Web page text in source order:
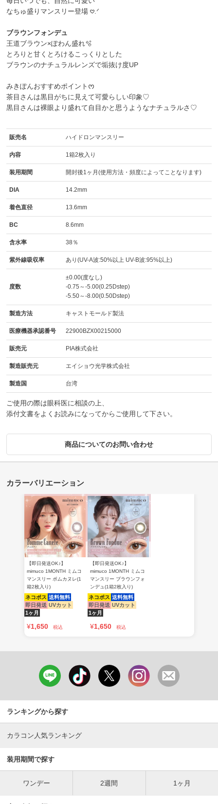
なちゅ盛りマンスリー登場 𖹭.ᐟ
ブラウンフォンデュ
王道ブラウン×ぽわん盛れ🫧
とろりと甘くとろけるこっくりとした
ブラウンのナチュラルレンズで垢抜け度UP
みきぽんおすすめポイントᰔ
茶目さんは黒目がちに見えて可愛らしい印象♡
黒目さんは裸眼より盛れて自目かと思うようなナチュラルさ♡
販売名 ハイドロンマンスリー
内容 1箱2枚入り
装用期間 開封後1ヶ月(使用方法・頻度によってことなります)
DIA 14.2mm
着色直径 13.6mm
BC 8.6mm
含水率 38％
紫外線吸収率 あり(UV-A波:50%以上 UV-B波:95%以上)
度数
±0.00(度なし)
-0.75～-5.00(0.25Dstep)
-5.50～-8.00(0.50Dstep)
製造方法 キャストモールド製法
医療機器承認番号 22900BZX00215000
販売元 PIA株式会社
製造販売元 エイショウ光学株式会社
製造国 台湾
ご使用の際は眼科医に相談の上、
添付文書をよくお読みになってからご使用して下さい。
商品についてのお問い合わせ
【即日発送OK♪】
mimuco 1MONTH ミムコ
マンスリー ポムカヌレ(1
箱2枚入り)
ネコポス 送料無料
即日発送 UVカット
1ヶ月
¥1,650 税込
【即日発送OK♪】
mimuco 1MONTH ミムコ
マンスリー ブラウンフォ
ンデュ(1箱2枚入り)
ネコポス 送料無料
即日発送 UVカット
1ヶ月
¥1,650 税込
ランキングから探す
カラコン人気ランキング
装用期間で探す
ワンデー 2週間 1ヶ月